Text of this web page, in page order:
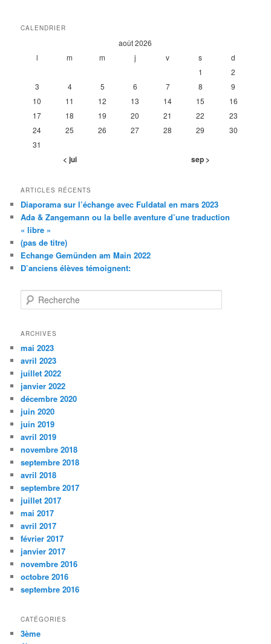
CALENDRIER
août 2026
l
m m j v s
d
1
2
3
4 5 6 7 8
9
10
11 12 13 14 15
16
17
18 19 20 21 22
23
24
25 26 27 28 29
30
31
< jui sep >
ARTICLES RÉCENTS
Diaporama sur l’échange avec Fuldatal en mars 2023
Ada & Zangemann ou la belle aventure d’une traduction
« libre »
(pas de titre)
Echange Gemünden am Main 2022
D’anciens élèves témoignent:
e
h
r
c
h
e
ARCHIVES
mai 2023
avril 2023
juillet 2022
janvier 2022
décembre 2020
juin 2020
juin 2019
avril 2019
novembre 2018
septembre 2018
avril 2018
septembre 2017
juillet 2017
mai 2017
avril 2017
février 2017
janvier 2017
novembre 2016
octobre 2016
septembre 2016
CATÉGORIES
3ème